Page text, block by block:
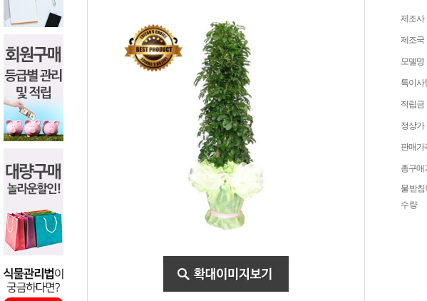
제조사
제조국
모델명
특이사
적립금
정상가
판매가
총구매
물받침
수량